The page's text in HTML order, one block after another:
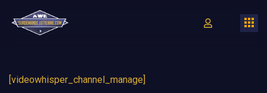
[videowhisper_channel_manage]